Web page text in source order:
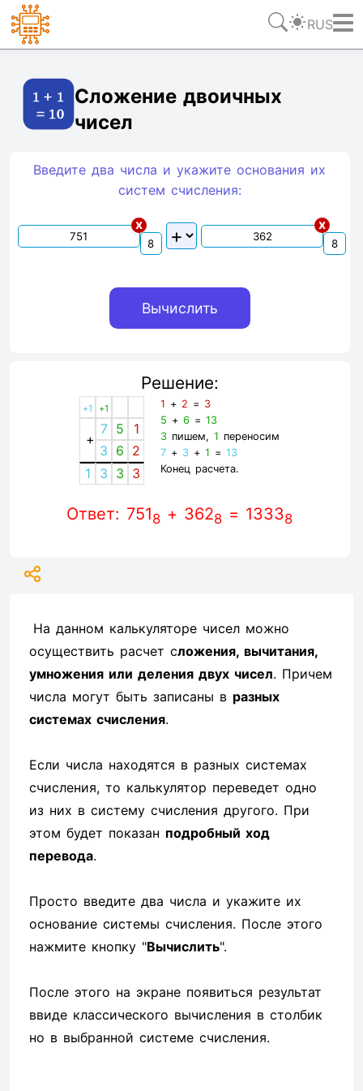
RUS
Сложение двоичных
чисел
Введите два числа и укажите основания их
систем счиcления:
x x
Решение:
+1 +1
+
7 5
1
3 6 2
1
3 3 3
1 + 2 = 3
5 +6 =13
3 пишем,1 переносим
7 + 3 +1 =13
Конец расчета.
Ответ: 7518 + 3628 = 13338
На данном калькуляторе чисел можно
осуществить расчет сложения, вычитания,
умножения или деления двух чисел. Причем
числа могут быть записаны в разных
системах счисления.
Если числа находятся в разных системах
счисления, то калькулятор переведет одно
из них в систему счисления другого. При
этом будет показан подробный ход
перевода.
Просто введите два числа и укажите их
основание системы счисления. После этого
нажмите кнопку "Вычислить".
После этого на экране появиться результат
ввиде классического вычисления в столбик
но в выбранной системе счисления.